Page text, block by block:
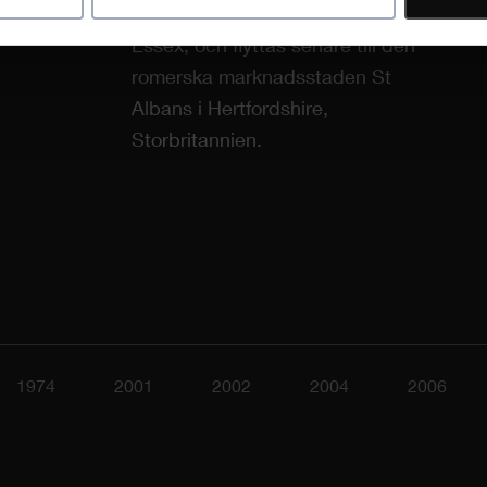
Arc Lamp Company, Chingford,
Essex, och flyttas senare till den
romerska marknadsstaden St
Albans i Hertfordshire,
Storbritannien.
1974 2001 2002 2004 2006